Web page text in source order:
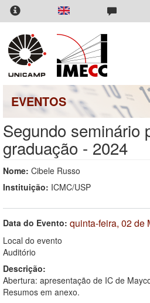
Pular
para
conteúdo
principal
EVENTOS
Segundo seminário
graduação - 2024
Nome: Cibele Russo
Instituição: ICMC/USP
Data do Evento: quinta-feira, 02 de
Local do evento
Auditório
Descrição:
Abertura: apresentação de IC de
Resumos em anexo.